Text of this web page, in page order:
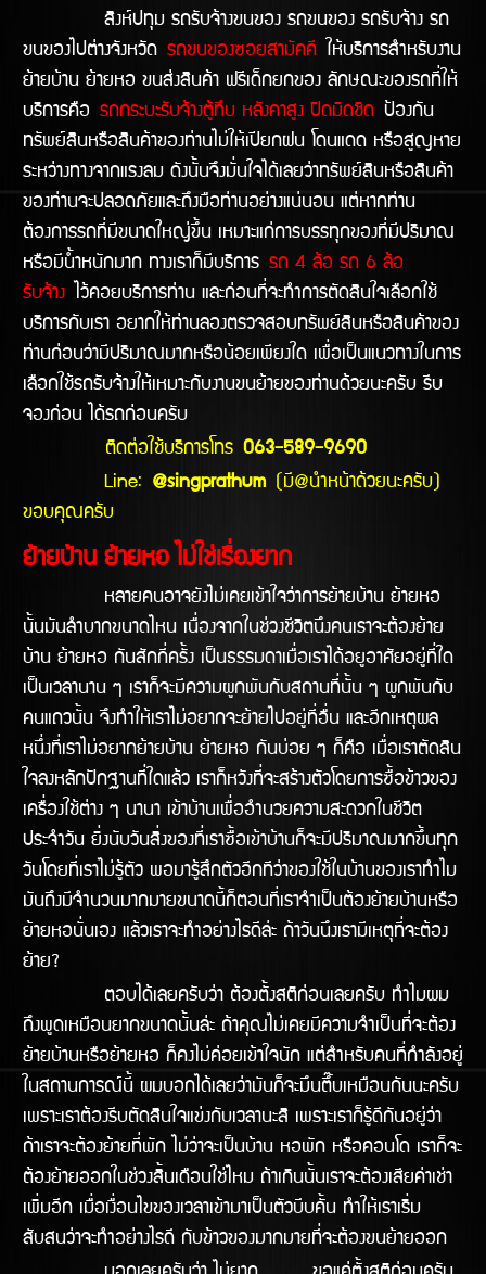
สิงห์ปทุม รถรับจ้างขนของ รถขนของ รถรับจ้าง รถ
ขนของไปต่างจังหวัด รถขนของซอยสามัคคี ให้บริการสำหรับงาน
ย้ายบ้าน ย้ายหอ ขนส่งสินค้า ฟรีเด็กยกของ ลักษณะของรถที่ให้
บริการคือ รถกระบะรับจ้างตู้ทึบ หลังคาสูง ปิดมิดชิด ป้องกัน
ทรัพย์สินหรือสินค้าของท่านไม่ให้เปียกฝน โดนแดด หรือสูญหาย
ระหว่างทางจากแรงลม ดังนั้นจึงมั่นใจได้เลยว่าทรัพย์สินหรือสินค้า
ของท่านจะปลอดภัยและถึงมือท่านอย่างแน่นอน แต่หากท่าน
ต้องการรถที่มีขนาดใหญ่ขึ้น เหมาะแก่การบรรทุกของที่มีปริมาณ
หรือมีน้ำหนักมาก ทางเราก็มีบริการ รถ 4 ล้อ รถ 6 ล้อ
รับจ้าง ไว้คอยบริการท่าน และก่อนที่จะทำการตัดสินใจเลือกใช้
บริการกับเรา อยากให้ท่านลองตรวจสอบทรัพย์สินหรือสินค้าของ
ท่านก่อนว่ามีปริมาณมากหรือน้อยเพียงใด เพื่อเป็นแนวทางในการ
เลือกใช้รถรับจ้างให้เหมาะกับงานขนย้ายของท่านด้วยนะครับ รีบ
จองก่อน ได้รถก่อนครับ
ติดต่อใช้บริการโทร 063-589-9690
Line: @singprathum (มี@นำหน้าด้วยนะครับ)
ขอบคุณครับ
ย้ายบ้าน ย้ายหอ ไม่ใช่เรื่องยาก
หลายคนอาจยังไม่เคยเข้าใจว่าการย้ายบ้าน ย้ายหอ
นั้นมันลำบากขนาดไหน เนื่องจากในช่วงชีวิตนึงคนเราจะต้องย้าย
บ้าน ย้ายหอ กันสักกี่ครั้ง เป็นธรรมดาเมื่อเราได้อยูอาศัยอยู่ที่ใด
เป็นเวลานาน ๆ เราก็จะมีความผูกพันกับสถานที่นั้น ๆ ผูกพันกับ
คนแถวนั้น จึงทำให้เราไม่อยากจะย้ายไปอยู่ที่อื่น และอีกเหตุผล
หนึ่งที่เราไม่อยากย้ายบ้าน ย้ายหอ กันบ่อย ๆ ก็คือ เมื่อเราตัดสิน
ใจลงหลักปักฐานที่ใดแล้ว เราก็หวังที่จะสร้างตัวโดยการซื้อข้าวของ
เครื่องใช้ต่าง ๆ นานา เข้าบ้านเพื่ออำนวยความสะดวกในชีวิต
ประจำวัน ยิ่งนับวันสิ่งของที่เราซื้อเข้าบ้านก็จะมีปริมาณมากขึ้นทุก
วันโดยที่เราไม่รู้ตัว พอมารู้สึกตัวอีกทีว่าของใช้ในบ้านของเราทำไม
มันถึงมีจำนวนมากมายขนาดนี้ก็ตอนที่เราจำเป็นต้องย้ายบ้านหรือ
ย้ายหอนั่นเอง แล้วเราจะทำอย่างไรดีล้่ะ ถ้าวันนึงเรามีเหตุที่จะต้อง
ย้าย?
ตอบได้เลยครับว่า ต้องตั้งสติก่อนเลยครับ ทำไมผม
ถึงพูดเหมือนยากขนาดนั้นล่ะ ถ้าคุณไม่เคยมีความจำเป็นที่จะต้อง
ย้ายบ้านหรือย้ายหอ ก็คงไม่ค่อยเข้้าใจนัก แต่สำหรับคนที่กำลังอยู่
ในสถานการณ์นี้ ผมบอกได้เลยว่ามันก็จะมึนตึ๊บเหมือนกันนะครับ
เพราะเราต้องรีบตัดสินใจแข่งกับเวลานะสิ เพราะเราก็รู้ดีกันอยู่ว่า
ถ้าเราจะต้องย้ายที่พัก ไม่ว่าจะเป็นบ้าน หอพัก หรือคอนโด เราก็จะ
ต้องย้ายออกในช่่วงสิ้นเดือนใช่ไหม ถ้าเกินนั้นเราจะต้องเสียค่าเช่า
เพิ่มอีก เมื่อเงื่อนไขของเวลาเข้ามาเป็นตัวบีบคั้น ทำให้เราเริ่ม
สับสนว่าจะทำอย่างไรดี กับข้าวของมากมายที่จะต้องขนย้ายออก